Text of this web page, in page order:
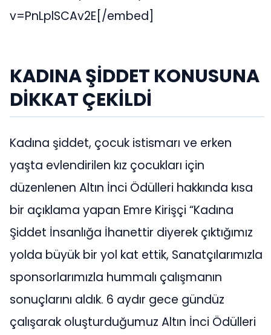
v=PnLplSCAv2E[/embed]
KADINA ŞİDDET KONUSUNA
DİKKAT ÇEKİLDİ
Kadına şiddet, çocuk istismarı ve erken
yaşta evlendirilen kız çocukları için
düzenlenen Altın İnci Ödülleri hakkında kısa
bir açıklama yapan Emre Kirişçi “Kadına
Şiddet İnsanlığa İhanettir diyerek çıktığımız
yolda büyük bir yol kat ettik, Sanatçılarımızla
sponsorlarımızla hummalı çalışmanın
sonuçlarını aldık. 6 aydır gece gündüz
çalışarak oluşturduğumuz Altın İnci Ödülleri